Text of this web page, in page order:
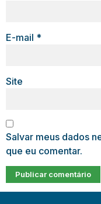
E-mail *
Site
Salvar meus dados
que eu comentar.